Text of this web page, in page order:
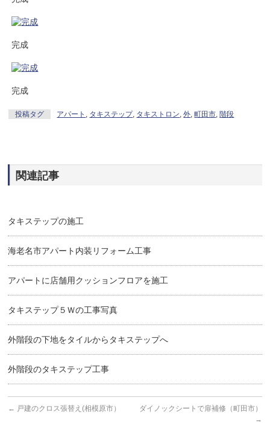
完成
完成
投稿タグ アパート , タキステップ, タキストロン,外,町田市, 階段
関連記事
タキステップの施工
海老名市アパート内装リフォーム工事
アパートに店舗用クッションフロアを施工
タキステップ５Ｗの工事写真
外階段の下地をタイルからタキステップへ
外階段のタキステップ工事
← 戸建のクロス張替え(相模原市）
ダイノックシートで扉補修（町田市）
→